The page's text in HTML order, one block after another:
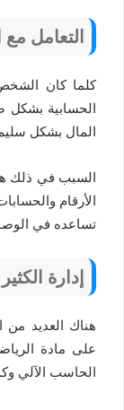
التعامل
كلما كان الشخص
الحسابية بشكل
المال بشكل
السبب في ذلك
الأرقام
تساعده في
إدارة
هناك العديد من
على مادة
الحاسب الآلي